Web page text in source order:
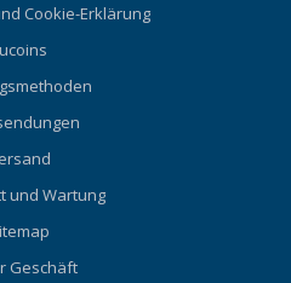
Cookie-Erklärung
und Wartung
Geschäft